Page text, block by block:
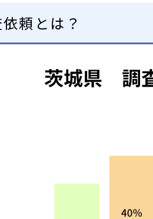
頼とは？